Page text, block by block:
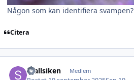
Någon som kan identifiera svampen?
Citera
Stallsiken Medlem